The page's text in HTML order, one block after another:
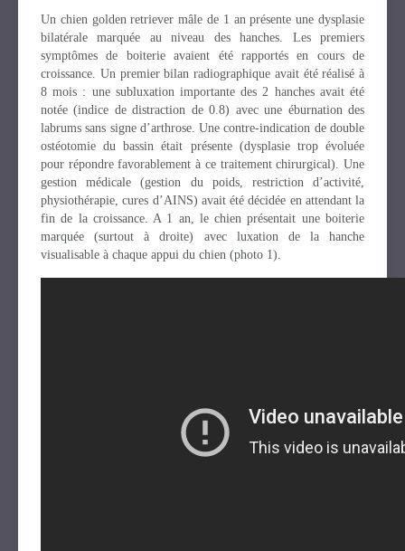
Un chien golden retriever mâle de 1 an présente une dysplasie
bilatérale marquée au niveau des hanches. Les premiers
symptômes de boiterie avaient été rapportés en cours de
croissance. Un premier bilan radiographique avait été réalisé à
8 mois : une subluxation importante des 2 hanches avait été
notée (indice de distraction de 0.8) avec une éburnation des
labrums sans signe d’arthrose. Une contre-indication de double
ostéotomie du bassin était présente (dysplasie trop évoluée
pour répondre favorablement à ce traitement chirurgical). Une
gestion médicale (gestion du poids, restriction d’activité,
physiothérapie, cures d’AINS) avait été décidée en attendant la
fin de la croissance. A 1 an, le chien présentait une boiterie
marquée (surtout à droite) avec luxation de la hanche
visualisable à chaque appui du chien (photo 1).